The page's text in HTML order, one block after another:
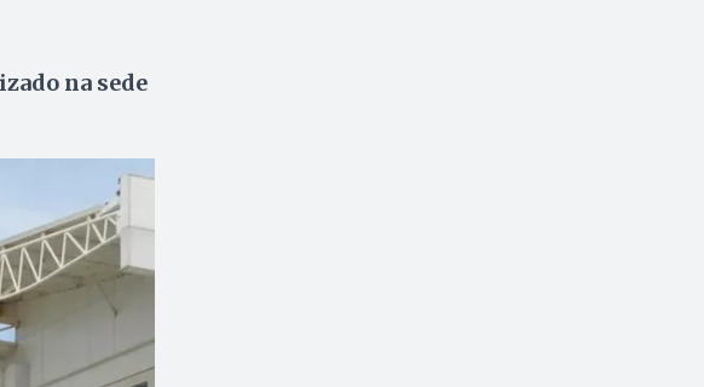
na sede